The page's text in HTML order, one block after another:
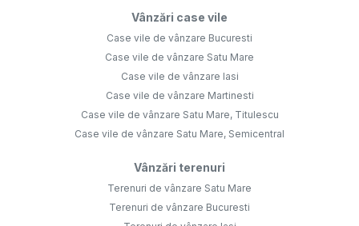
Vânzări case vile
Case vile de vânzare Bucuresti
Case vile de vânzare Satu Mare
Case vile de vânzare Iasi
Case vile de vânzare Martinesti
Case vile de vânzare Satu Mare, Titulescu
Case vile de vânzare Satu Mare, Semicentral
Vânzări terenuri
Terenuri de vânzare Satu Mare
Terenuri de vânzare Bucuresti